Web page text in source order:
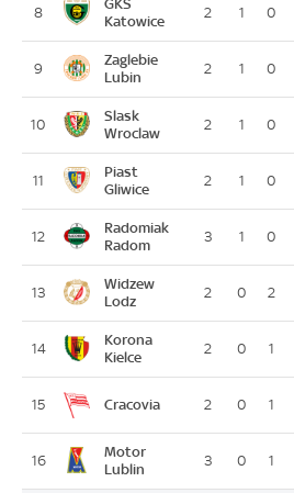
8
Katowice
2 1 0
9
Zaglebie
Lubin
2 1 0
10
Slask
Wroclaw
2 1 0
11
Piast
Gliwice
2 1 0
12
Radomiak
Radom
3 1 0
13
Widzew
Lodz
2 0 2
14
Korona
Kielce
2 0 1
15 Cracovia 2 0 1
16
Motor
Lublin
3 0 1